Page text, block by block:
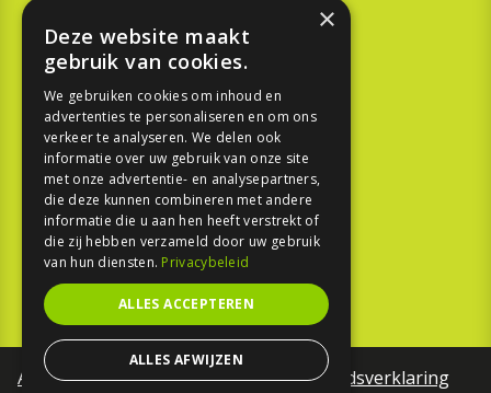
KOOPGIDS
TESTEN
SPORT
REPORTAGE
TOUREN
NIEUWSBRIEF
Algemene voorwaardenToegankelijkheidsverklaring
×
Deze website maakt
gebruik van cookies.
We gebruiken cookies om inhoud en
advertenties te personaliseren en om ons
verkeer te analyseren. We delen ook
informatie over uw gebruik van onze site
met onze advertentie- en analysepartners,
die deze kunnen combineren met andere
informatie die u aan hen heeft verstrekt of
die zij hebben verzameld door uw gebruik
van hun diensten. Privacybeleid
ALLES ACCEPTEREN
ALLES AFWIJZEN